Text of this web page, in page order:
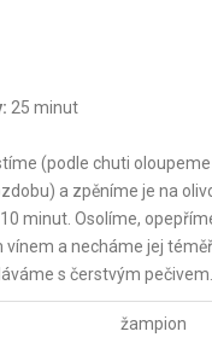
25 minut
(podle chuti
a zpěníme je na
minut. Osolíme,
vínem a necháme jej
s čerstvým pečivem.
žampion